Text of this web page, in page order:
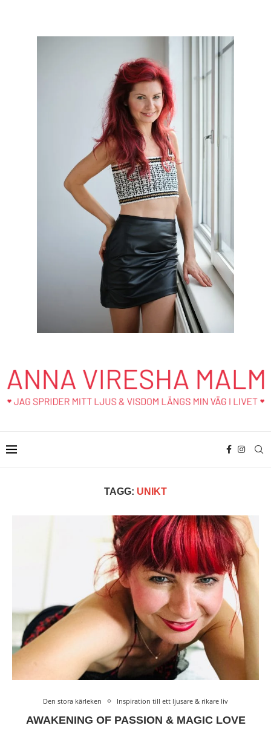
TAGG: UNIKT
Den stora kärleken Inspiration till ett ljusare & rikare liv
AWAKENING OF PASSION & MAGIC LOVE